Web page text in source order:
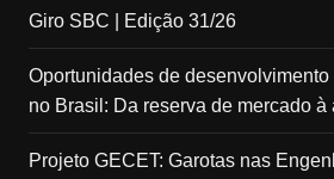
Giro SBC | Edição 31/26
Oportunidades de desenvolvimento
no Brasil: Da reserva de mercado
Projeto GECET: Garotas nas